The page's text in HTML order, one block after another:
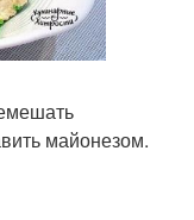
майонезом.